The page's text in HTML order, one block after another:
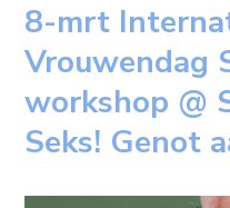
8-mrt
Vrouwendag
workshop @
Seks! Genot